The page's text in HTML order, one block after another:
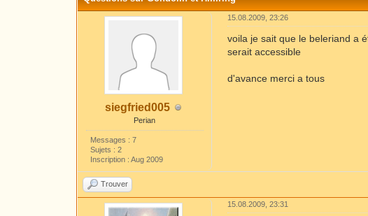
siegfried005
Perian
Messages : 7
Sujets : 2
Inscription : Aug 2009
15.08.2009, 23:26
voila je sait que le beleriand a
serait accessible
d'avance merci a tous
Trouver
15.08.2009, 23:31